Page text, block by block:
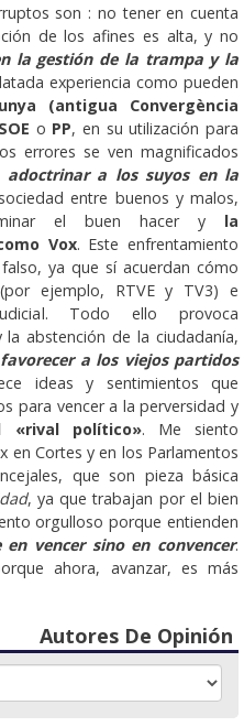
son : no tener en cuenta
de los afines es alta, y no
la gestión de la trampa y la
experiencia como pueden
(antigua Convergència
o PP, en su utilización para
errores se ven magnificados
adoctrinar a los suyos en la
entre buenos y malos,
el buen hacer y la
Vox. Este enfrentamiento
ya que sí acuerdan cómo
ejemplo, RTVE y TV3) e
Todo ello provoca
abstención de la ciudadanía,
favorecer a los viejos partidos
ideas y sentimientos que
para vencer a la perversidad y
«rival político». Me siento
Cortes y en los Parlamentos
que son pieza básica
, ya que trabajan por el bien
orgulloso porque entienden
vencer sino en convencer.
ahora, avanzar, es más
Autores De Opinión